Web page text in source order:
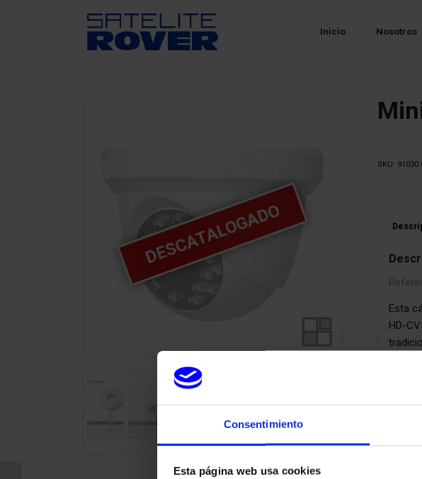
Consentimiento
Esta página web usa cookies
Inicio Nosotros
SKU: 91030
Esta
HD-